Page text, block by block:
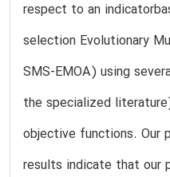
respect to an
selection Evolutionary
SMS-EMOA) using
the specialized
objective functions. Our
results indicate that our